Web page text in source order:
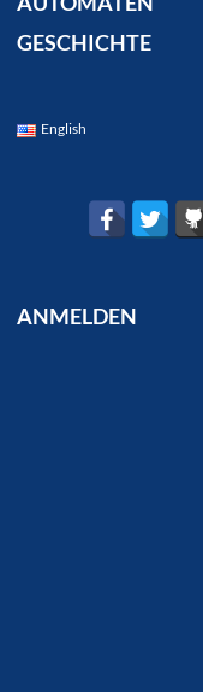
GESCHICHTE
English
ANMELDEN